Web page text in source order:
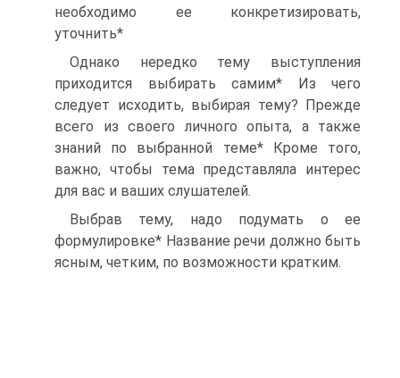
необходимо ее конкретизировать,
уточнить*
Однако нередко тему выступления
приходится выбирать самим* Из чего
следует исходить, выбирая тему? Прежде
всего из своего личного опыта, а также
знаний по выбранной теме* Кроме того,
важно, чтобы тема представляла интерес
для вас и ваших слушателей.
Выбрав тему, надо подумать о ее
формулировке* Название речи должно быть
ясным, четким, по возможности кратким.